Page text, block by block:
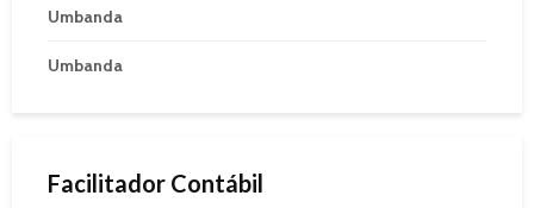
Umbanda
Umbanda
Facilitador Contábil